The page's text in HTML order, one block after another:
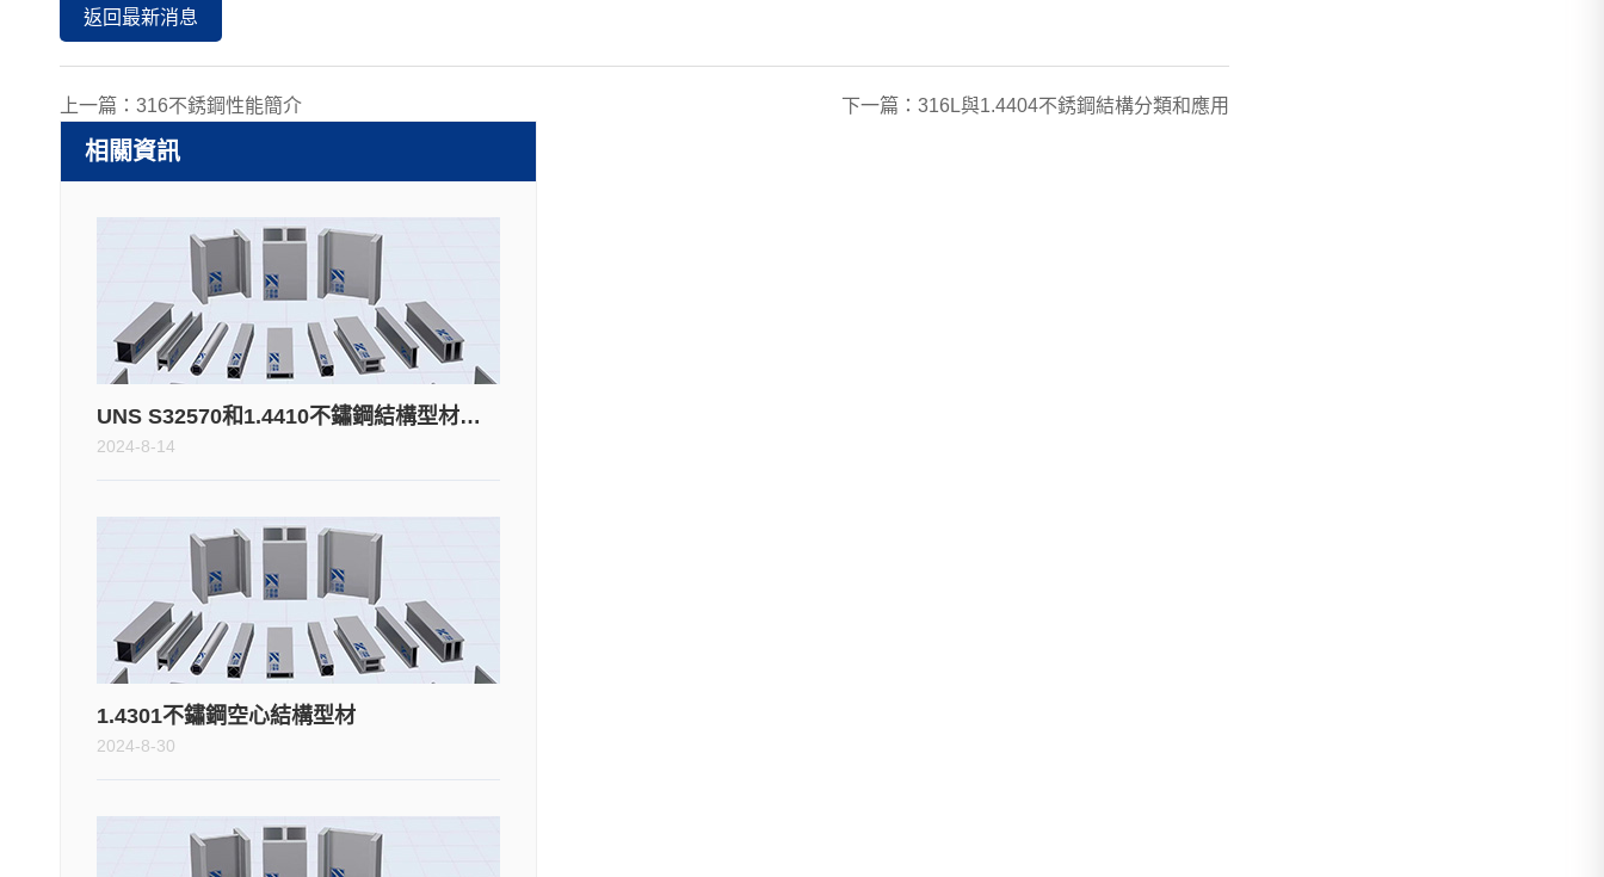
返回最新消息
上一篇： 316不銹鋼性能簡介 下一篇： 316L與1.4404不銹鋼結構分類和應用
相關資訊
UNS S32570和1.4410不鏽鋼結構型材的耐腐蝕特性如何比較？
2024-8-14
1.4301不鏽鋼空心結構型材
2024-8-30